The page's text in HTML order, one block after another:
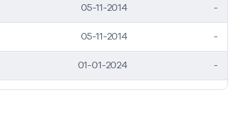
05-11-2014 -
05-11-2014 -
01-01-2024 -